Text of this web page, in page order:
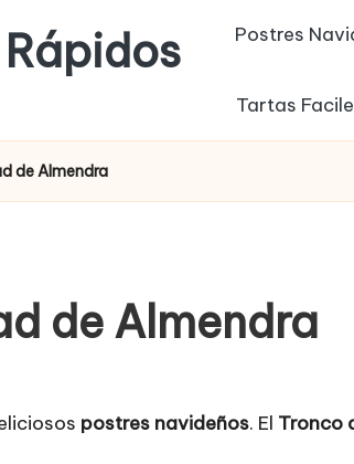
Postres
Tartas
de Almendra
de Almendra
postres navideños. El Tronco